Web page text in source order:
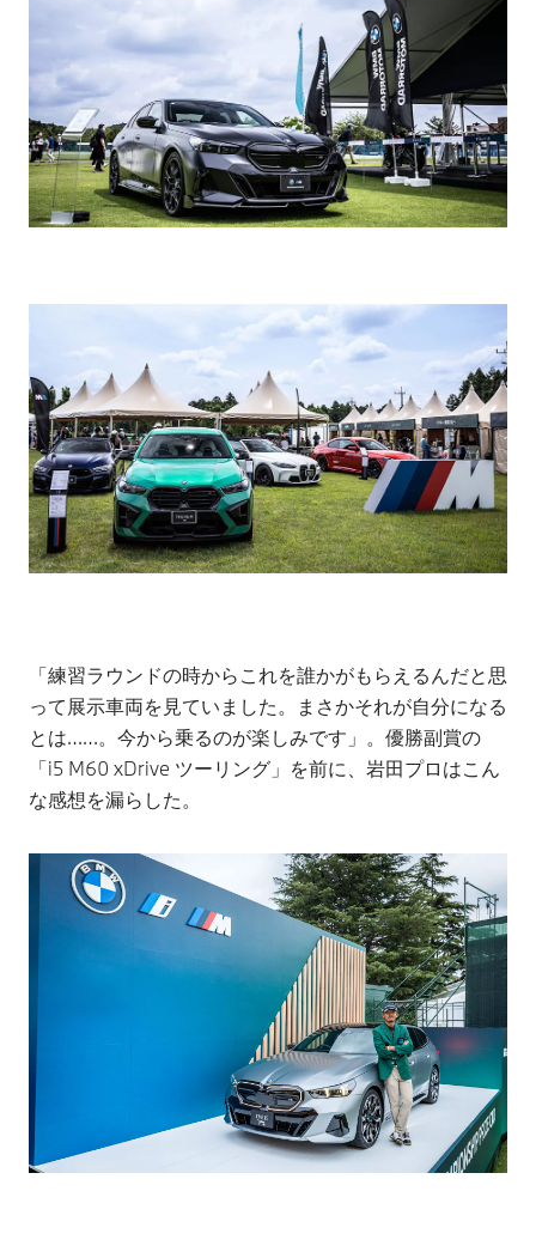
「練習ラウンドの時からこれを誰かがもらえるんだと思
って展示車両を見ていました。まさかそれが自分になる
とは……。今から乗るのが楽しみです」。優勝副賞の
「i5 M60 xDrive ツーリング」を前に、岩田プロはこん
な感想を漏らした。